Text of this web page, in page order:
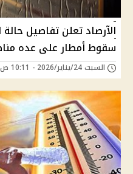
الآرصاد تعلن تفاصيل
سقوط أمطار على عده
السبت 24/يناير/2026 - 10:11 ص